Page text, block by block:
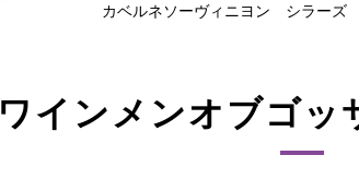
カベルネソーヴィニヨン シラーズ
ワインメンオブゴ